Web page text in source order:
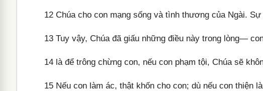
12 Chúa cho con mạng sống và tình thương của Ngài.
13 Tuy vậy, Chúa đã giấu những điều này trong lòng—
14 là để trông chừng con, nếu con phạm tội, Chúa sẽ
15 Nếu con làm ác, thật khốn cho con; dù nếu con thiện